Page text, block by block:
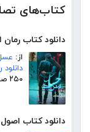
کتاب‌های
دانلود کتاب
از:
۲۵۰ صفحه
دانلود کتاب